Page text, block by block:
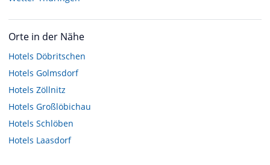
Orte in der Nähe
Hotels Döbritschen
Hotels Golmsdorf
Hotels Zöllnitz
Hotels Großlöbichau
Hotels Schlöben
Hotels Laasdorf